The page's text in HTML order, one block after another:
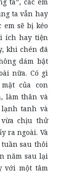
ta vẫn hay
em sẽ bị kéo
ích hay tiện
khi chén đã
dám bật
nữa. Có gì
của con
làm thân và
tanh và
chịu thử
ra ngoài. Và
tuần sau thôi
năm sau lại
với một tâm